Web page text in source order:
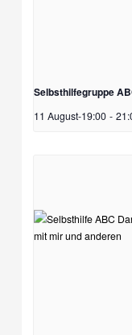
Selbsthilfegruppe
11 August-19:00 -